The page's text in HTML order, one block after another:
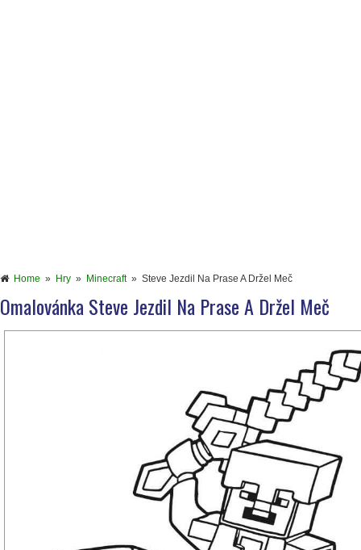
Home » Hry » Minecraft» Steve Jezdil Na Prase A Držel Meč
Omalovánka Steve Jezdil Na Prase A Držel Meč